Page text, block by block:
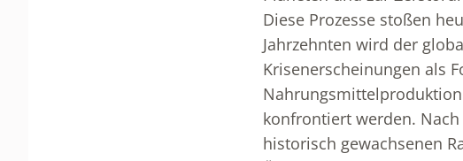
Diese Prozesse stoßen
Jahrzehnten wird der
Krisenerscheinungen als
konfrontiert werden.
historisch gewachsenen